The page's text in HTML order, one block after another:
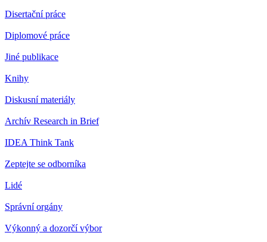
Disertační práce
Diplomové práce
Jiné publikace
Knihy
Diskusní materiály
Archív Research in Brief
IDEA Think Tank
Zeptejte se odborníka
Lidé
Správní orgány
Výkonný a dozorčí výbor